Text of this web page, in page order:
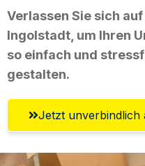
Verlassen Sie sich
Ingolstadt, um Ihren
so einfach und
gestalten.
Jetzt unverbindlich